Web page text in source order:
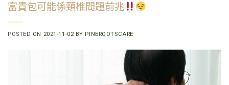
富貴包可能係頸椎問題前兆
POSTED ON 2021-11-02BY PINEROOTSCARE